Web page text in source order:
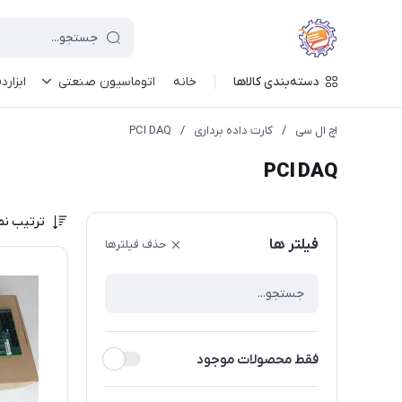
دسته‌بندی کالاها خانه اتوماسیون صنعتی
اچ ال سی / کارت داده برداری /
PCI DAQ
PCI DAQ
فیلتر ها حذف فیلترها
فقط محصولات موجود
ترتیب